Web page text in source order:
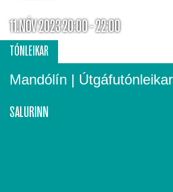
11.NÓV 2023 20:00 - 22:00
Mandólín | Útgáfutónleikar
TÓNLEIKAR
SALURINN